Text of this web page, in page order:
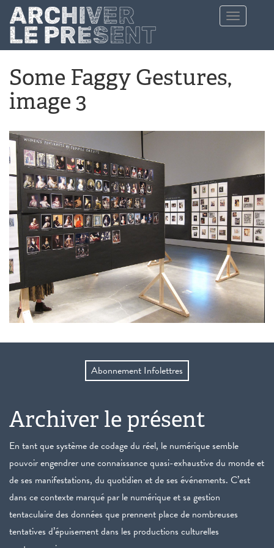
Aller au contenu principal
Toggle
navigation
Some Faggy Gestures,
image 3
Abonnement Infolettres
Archiver le présent
En tant que système de codage du réel, le numérique semble
pouvoir engendrer une connaissance quasi-exhaustive du monde et
de ses manifestations, du quotidien et de ses événements. C’est
dans ce contexte marqué par le numérique et sa gestion
tentaculaire des données que prennent place de nombreuses
tentatives d’épuisement dans les productions culturelles